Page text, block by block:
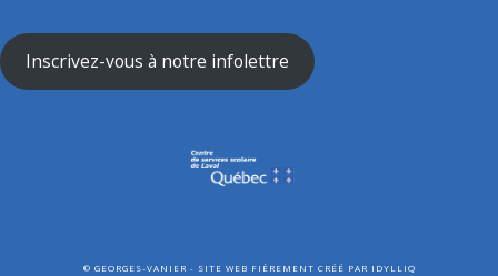
Inscrivez-vous à notre infolettre
© GEORGES-VANIER - SITE WEB FIÈREMENT CRÉÉ PAR IDYLLIQ